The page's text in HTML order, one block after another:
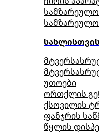
სახლისთვის
უთოები
ორთქლის
ქსოვილის
ფანჯრის
წყლის